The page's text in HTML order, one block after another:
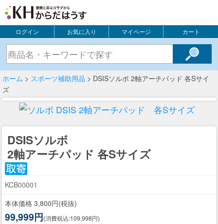
ログイン お気に入り マイページ カート
ホーム > スポーツ補助用品 > DSISソルボ 2軸アーチパッド 各Sサイ
ズ
DSISソルボ
2軸アーチパッド 各Sサイズ
KCB00001
本体価格 3,800円(税抜)
99,999円(消費税込:109,998円)